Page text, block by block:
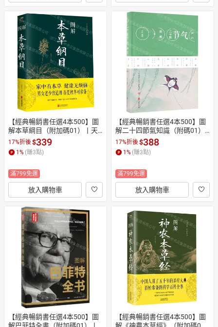
【經典暢銷書任選4本500】圖
解本草綱目（附加碼01）丨天
龍圖書簡體字專賣店丨978755
028211701 (tl2605_中智)
17%折後$339
1% (賺3點)
滿799免運
放入購物車
【經典暢銷書任選4本500】圖
解二十四節氣知識（附碼01）
丨天龍圖書簡體字專賣店丨978
755027136401 (tl2605_中智)
17%折後$388
1% (賺3點)
滿799免運
放入購物車
【經典暢銷書任選4本500】圖
解巴菲特全書（附加碼01）丨
【經典暢銷書任選4本500】圖
解《神農本草經》（附加碼0